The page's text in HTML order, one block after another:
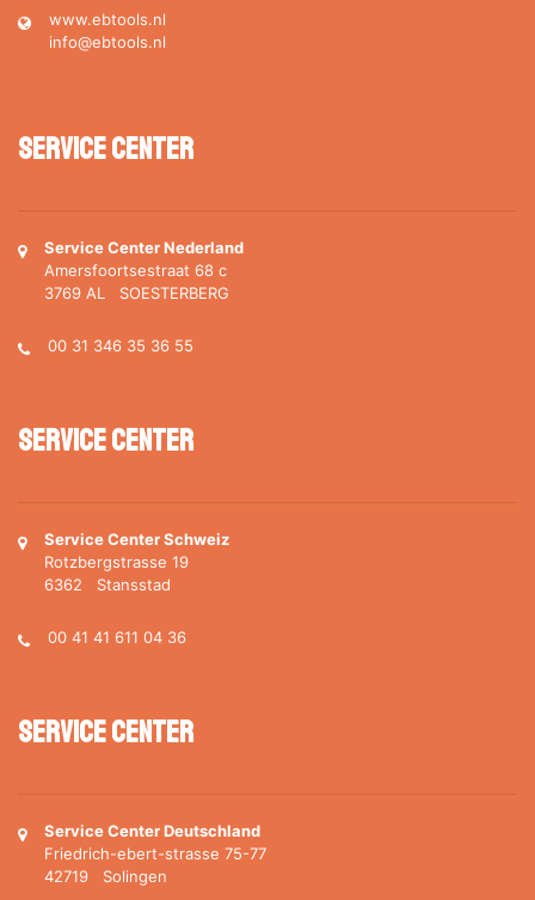
www.ebtools.nl
info@ebtools.nl
Service Center
Service Center Nederland
Amersfoortsestraat 68 c
3769 AL SOESTERBERG
00 31 346 35 36 55
Service Center
Service Center Schweiz
Rotzbergstrasse 19
6362 Stansstad
00 41 41 611 04 36
Service Center
Service Center Deutschland
Friedrich-ebert-strasse 75-77
42719 Solingen